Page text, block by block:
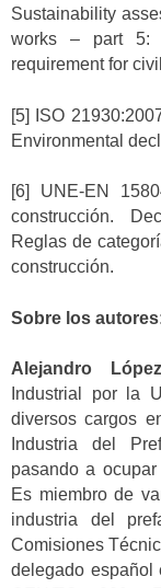
Sustainability
works – part 5:
requirement for
[5] ISO
Environmental
[6] UNE-EN
construcción.
Reglas de
construcción.
Sobre los
Alejandro
Industrial por la
diversos cargos
Industria del
pasando a
Es miembro de
industria del
Comisiones
delegado español